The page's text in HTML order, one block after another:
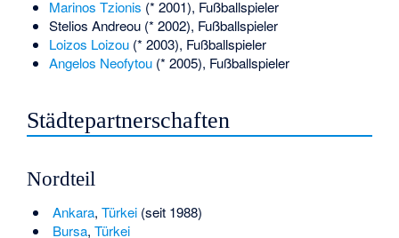
Marinos Tzionis (* 2001), Fußballspieler
Stelios Andreou(* 2002), Fußballspieler
Loizos Loizou(* 2003), Fußballspieler
Angelos Neofytou(* 2005), Fußballspieler
Städtepartnerschaften
Nordteil
Ankara, Türkei(seit 1988)
Bursa, Türkei